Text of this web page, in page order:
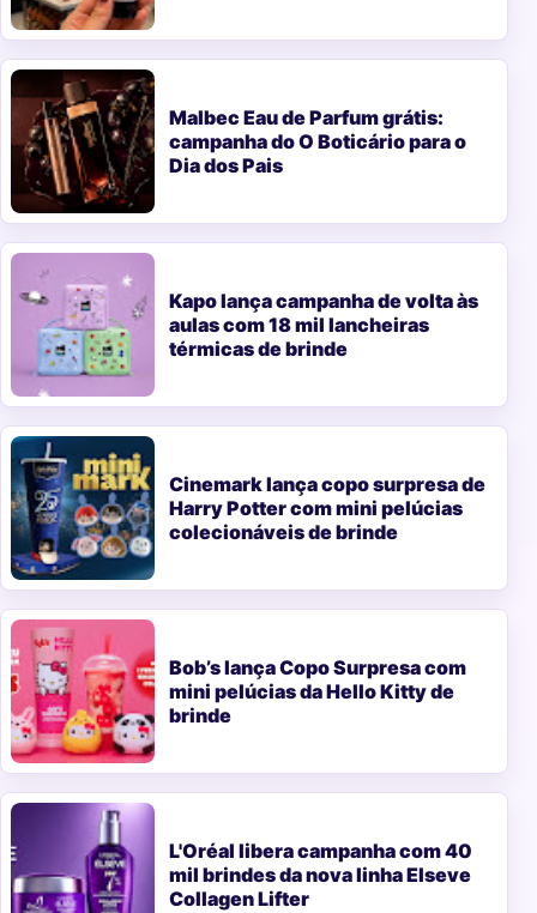
Malbec Eau de Parfum grátis:
campanha do O Boticário para o
Dia dos Pais
Kapo lança campanha de volta às
aulas com 18 mil lancheiras
térmicas de brinde
Cinemark lança copo surpresa de
Harry Potter com mini pelúcias
colecionáveis de brinde
Bob’s lança Copo Surpresa com
mini pelúcias da Hello Kitty de
brinde
L'Oréal libera campanha com 40
mil brindes da nova linha Elseve
Collagen Lifter